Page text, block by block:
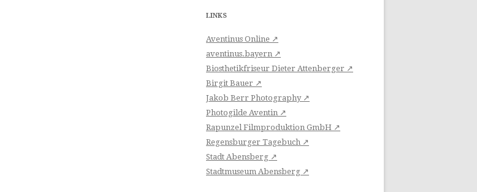
LINKS
Aventinus Online ↗
aventinus.bayern ↗
Biosthetikfriseur Dieter Attenberger ↗
Birgit Bauer ↗
Jakob Berr Photography ↗
Photogilde Aventin ↗
Rapunzel Filmproduktion GmbH ↗
Regensburger Tagebuch ↗
Stadt Abensberg ↗
Stadtmuseum Abensberg ↗